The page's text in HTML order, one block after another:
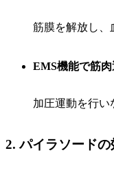
筋膜を解放し、
EMS機能で筋
加圧運動を行い
2. パイラソードの